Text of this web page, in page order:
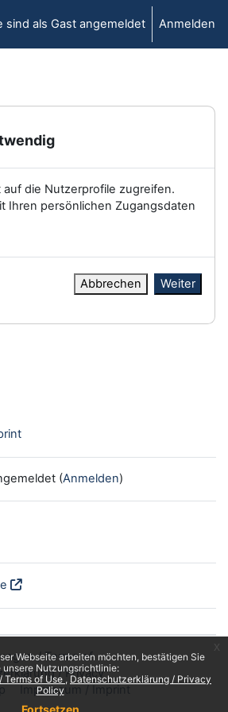
Webseite arbeiten möchten, bestätigen Sie
unsere Nutzungsrichtlinie:
Terms of Use
Datenschutzerklärung / Privacy
Policy
Fortsetzen
sind als Gast angemeldet Anmelden
die Nutzerprofile zugreifen.
Ihren persönlichen Zugangsdaten
Abbrechen Weiter
(Anmelden)
/ Terms of
/ Privacy
Impressum / Imprint